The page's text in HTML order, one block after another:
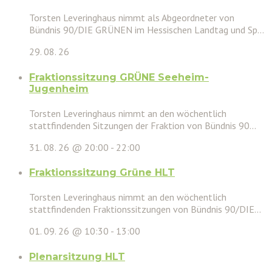
Torsten Leveringhaus nimmt als Abgeordneter von
Bündnis 90/DIE GRÜNEN im Hessischen Landtag und Sp...
29. 08. 26
Fraktionssitzung GRÜNE Seeheim-
Jugenheim
Torsten Leveringhaus nimmt an den wöchentlich
stattfindenden Sitzungen der Fraktion von Bündnis 90...
31. 08. 26 @ 20:00 - 22:00
Fraktionssitzung Grüne HLT
Torsten Leveringhaus nimmt an den wöchentlich
stattfindenden Fraktionssitzungen von Bündnis 90/DIE...
01. 09. 26 @ 10:30 - 13:00
Plenarsitzung HLT